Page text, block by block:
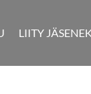
LIITY